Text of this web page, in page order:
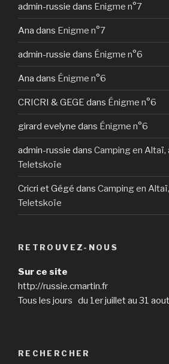
admin-russie dans Enigme n°7
Ana dans Enigme n°7
admin-russie dans Énigme n°6
Ana dans Énigme n°6
CRICRI & GEGE dans Énigme n°6
girard evelyne dans Énigme n°6
admin-russie dans Camping en Altaï,
Teletskoïe
Cricri et Gégé dans Camping en
Teletskoïe
RETROUVEZ-NOUS
Sur ce site
http://russie.cmartin.fr
Tous les jours du 1er juillet au 31
RECHERCHER